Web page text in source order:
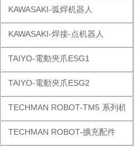
KAWASAKI-弧焊机器人
KAWASAKI-焊接-点机器人
TAIYO-電動夾爪ESG1
TAIYO-電動夾爪ESG2
TECHMAN ROBOT-TM5 系列机器人
TECHMAN ROBOT-擴充配件